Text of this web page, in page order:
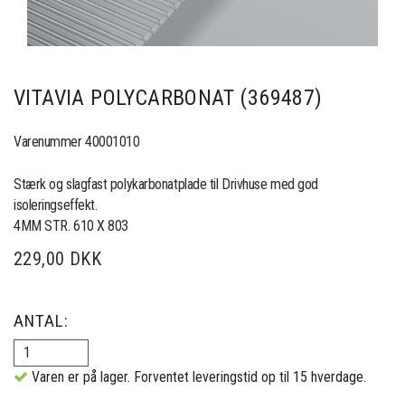
VITAVIA POLYCARBONAT (369487)
Varenummer 40001010
Stærk og slagfast polykarbonatplade til Drivhuse med god
isoleringseffekt.
4MM STR. 610 X 803
229,00 DKK
ANTAL:
Varen er på lager. Forventet leveringstid op til 15 hverdage.